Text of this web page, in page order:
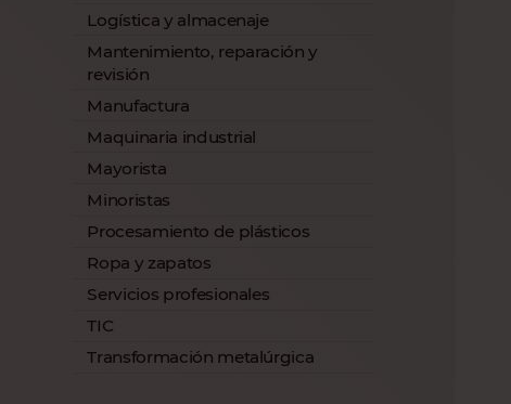
Logística y almacenaje
Mantenimiento, reparación y
revisión
Manufactura
Maquinaria industrial
Mayorista
Minoristas
Procesamiento de plásticos
Ropa y zapatos
Servicios profesionales
TIC
Transformación metalúrgica